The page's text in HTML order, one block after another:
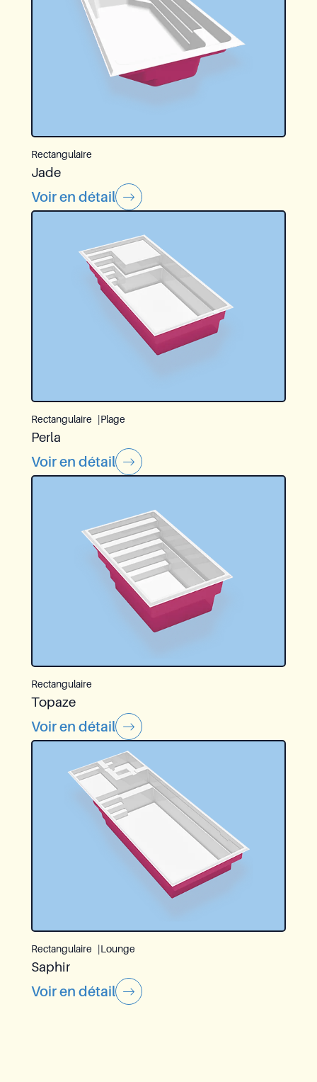
Rectangulaire
Jade
Voir en détail
Rectangulaire Plage
Perla
Voir en détail
Rectangulaire
Topaze
Voir en détail
Rectangulaire Lounge
Saphir
Voir en détail